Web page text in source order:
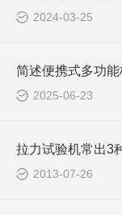
2024-03-25
2025-06-23
2013-07-26